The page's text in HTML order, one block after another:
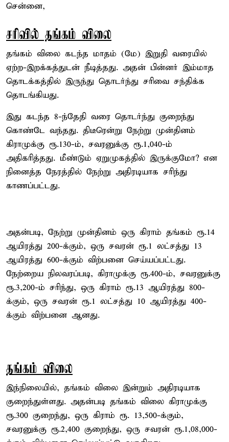
சென்னை,
சரிவில் தங்கம் விலை
தங்கம் விலை கடந்த மாதம் (மே) இறுதி வரையில்
ஏற்ற-இறக்கத்துடன் நீடித்தது. அதன் பின்னர் இம்மாத
தொடக்கத்தில் இருந்து தொடர்ந்து சரிவை சந்திக்க
தொடங்கியது.
இது கடந்த 8-ந்தேதி வரை தொடர்ந்து குறைந்து
கொண்டே வந்தது. திடீரென்று நேற்று முன்தினம்
கிராமுக்கு ரூ.130-ம், சவரனுக்கு ரூ.1,040-ம்
அதிகரித்தது. மீண்டும் ஏறுமுகத்தில் இருக்குமோ? என
நினைத்த நேரத்தில் நேற்று அதிரடியாக சரிந்து
காணப்பட்டது.
அதன்படி, நேற்று முன்தினம் ஒரு கிராம் தங்கம் ரூ.14
ஆயிரத்து 200-க்கும், ஒரு சவரன் ரூ.1 லட்சத்து 13
ஆயிரத்து 600-க்கும் விற்பனை செய்யப்பட்டது.
நேற்றைய நிலவரப்படி, கிராமுக்கு ரூ.400-ம், சவரனுக்கு
ரூ.3,200-ம் சரிந்து, ஒரு கிராம் ரூ.13 ஆயிரத்து 800-
க்கும், ஒரு சவரன் ரூ.1 லட்சத்து 10 ஆயிரத்து 400-
க்கும் விற்பனை ஆனது.
தங்கம் விலை
இந்நிலையில், தங்கம் விலை இன்றும் அதிரடியாக
குறைந்துள்ளது. அதன்படி தங்கம் விலை கிராமுக்கு
ரூ.300 குறைந்து, ஒரு கிராம் ரூ. 13,500-க்கும்,
சவரனுக்கு ரூ.2,400 குறைந்து, ஒரு சவரன் ரூ.1,08,000-